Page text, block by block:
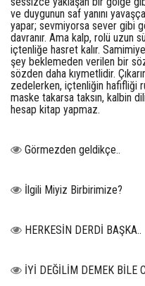
ve duygunun saf yanını
yapar; sevmiyorsa sever gibi
davranır. Ama kalp, rolü uzun
içtenliğe hasret kalır.
şey beklemeden verilen bir
sözden daha kıymetlidir.
zedelerken, içtenliğin hafifliği
maske takarsa taksın, kalbin
hesap kitap yapmaz.
Görmezden geldikçe..
İlgili Miyiz Birbirimize?
HERKESİN DERDİ BAŞKA..
İYİ DEĞİLİM DEMEK BİLE